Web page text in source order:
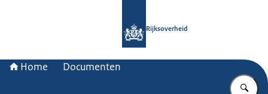
Rijksoverheid
Home Documenten